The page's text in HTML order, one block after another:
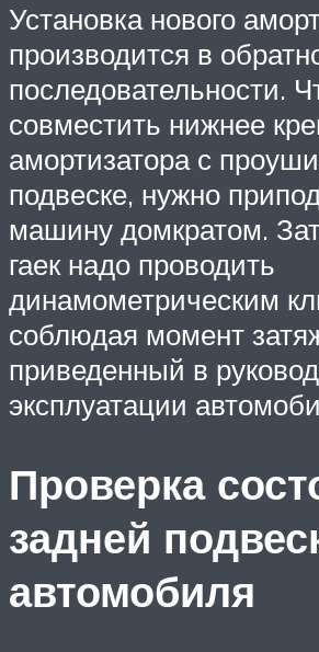
Установка нового
производится в
последовательности.
совместить нижнее
амортизатора с
подвеске, нужно
машину домкратом.
гаек надо проводить
динамометрическим
соблюдая момент
приведенный в
эксплуатации
Проверка
задней
автомобиля